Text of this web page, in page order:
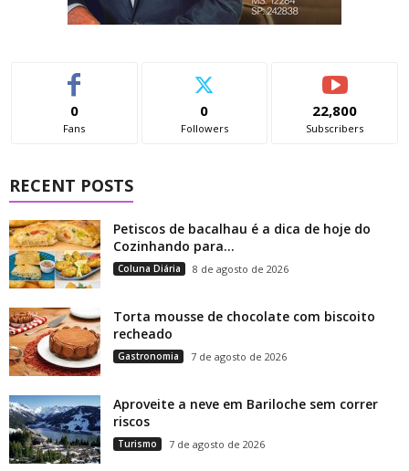
0
Fans
0
Followers
22,800
Subscribers
RECENT POSTS
Petiscos de bacalhau é a dica de hoje do
Cozinhando para...
Coluna Diária 8 de agosto de 2026
Torta mousse de chocolate com biscoito
recheado
Gastronomia 7 de agosto de 2026
Aproveite a neve em Bariloche sem correr
riscos
Turismo 7 de agosto de 2026